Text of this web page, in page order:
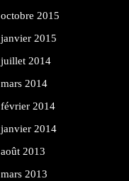
octobre 2015
janvier 2015
juillet 2014
mars 2014
février 2014
janvier 2014
août 2013
mars 2013